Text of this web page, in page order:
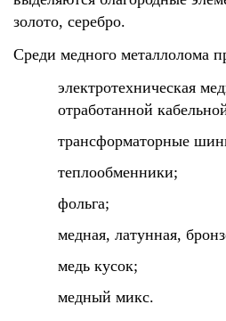
золото, серебро.
Среди медного металлолома
электротехническая
отработанной
трансформаторные
теплообменники;
фольга;
медная, латунная,
медь кусок;
медный микс.